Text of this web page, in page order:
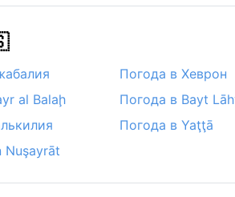
Погода в Хеврон
al Balaḩ
Погода в Bayt
Погода в Yaţţā
Nuşayrāt